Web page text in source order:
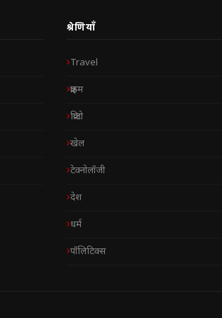
श्रेणियाँ
Travel
क्राइम
क्रिप्टो
खेल
टेक्नोलॉजी
देश
धर्म
पॉलिटिक्स